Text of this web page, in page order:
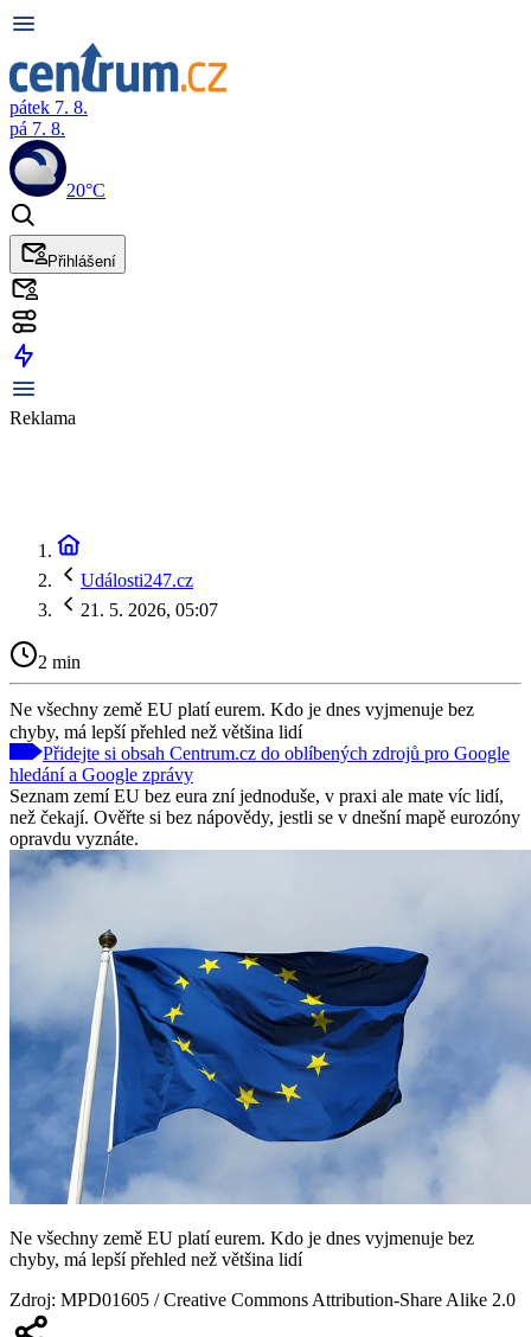
pátek 7. 8.
pá 7. 8.
20°C
Přihlášení
Reklama
Události247.cz
21. 5. 2026, 05:07
2 min
Ne všechny země EU platí eurem. Kdo je dnes vyjmenuje bez
chyby, má lepší přehled než většina lidí
Přidejte si obsah Centrum.cz do oblíbených zdrojů pro Google
hledání a Google zprávy
Seznam zemí EU bez eura zní jednoduše, v praxi ale mate víc lidí,
než čekají. Ověřte si bez nápovědy, jestli se v dnešní mapě eurozóny
opravdu vyznáte.
Ne všechny země EU platí eurem. Kdo je dnes vyjmenuje bez
chyby, má lepší přehled než většina lidí
Zdroj: MPD01605 / Creative Commons Attribution-Share Alike 2.0